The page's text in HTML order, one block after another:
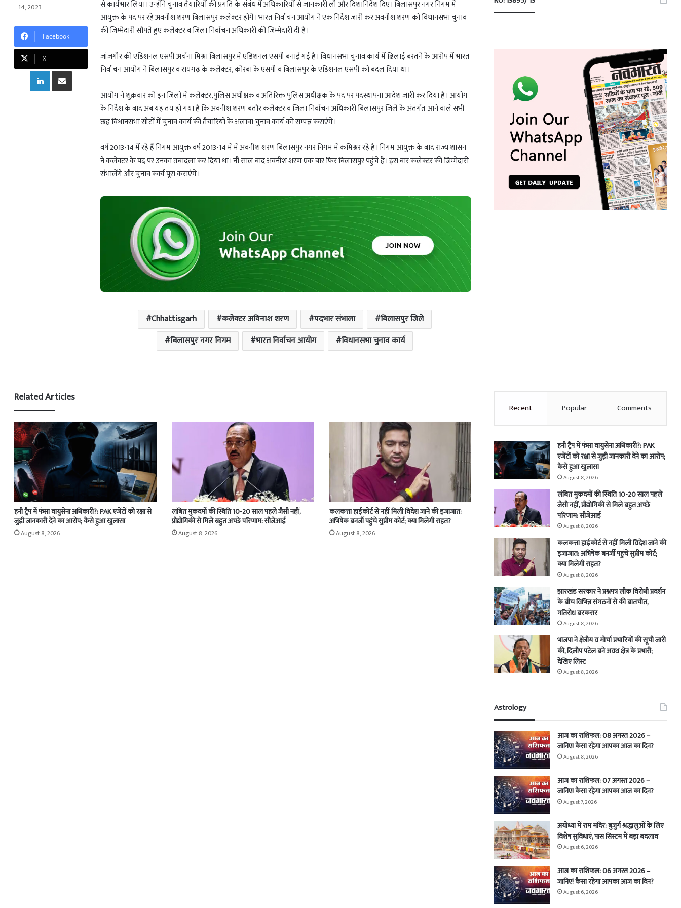
t
s
A
p
e
g
r
m
g
g
e
r
e
से कार्यभार लिया। उन्होंने चुनाव तैयारियों की प्रगति के संबंध में अधिकारियों से जानकारी ली और दिशानिर्देश दिए। बिलासपुर नगर निगम में
आयुक्त के पद पर रहे अवनीश शरण बिलासपुर कलेक्टर होंगे। भारत निर्वाचन आयोग ने एक निर्देश जारी कर अवनीश शरण को विधानसभा चुनाव
की जिम्मेदारी सौंपते हुए कलेक्टर व जिला निर्वाचन अधिकारी की जिम्मेदारी दी है।
जांजगीर की एडिशनल एसपी अर्चना मिश्रा बिलासपुर में एडिशनल एसपी बनाई गई हैं। विधानसभा चुनाव कार्य में ढिलाई बरतने के आरोप में भारत
निर्वाचन आयोग ने बिलासपुर व रायगढ़ के कलेक्टर, कोरबा के एसपी व बिलासपुर के एडिशनल एसपी को बदल दिया था।
आयोग ने शुक्रवार को इन जिलों में कलेक्टर,पुलिस अधीक्षक व अतिरिक्त पुलिस अधीक्षक के पद पर पदस्थापना आदेश जारी कर दिया है। आयोग
के निर्देश के बाद अब यह तय हो गया है कि अवनीश शरण बतौर कलेक्टर व जिला निर्वाचन अधिकारी बिलासपुर जिले के अंतर्गत आने वाले सभी
छह विधानसभा सीटों में चुनाव कार्य की तैयारियों के अलावा चुनाव कार्य को सम्पन्न कराएंगे।
वर्ष 2013-14 में रहे हैं निगम आयुक्त वर्ष 2013-14 में में अवनीश शरण बिलासपुर नगर निगम में कमिश्नर रहे हैं। निगम आयुक्त के बाद राज्य शासन
ने कलेक्टर के पद पर उनका तबादला कर दिया था। नौ साल बाद अवनीश शरण एक बार फिर बिलासपुर पहुंचे हैं। इस बार कलेक्टर की जिम्मेदारी
संभालेंगे और चुनाव कार्य पूरा कराएंगे।
Chhattisgarh कलेक्टर अविनाश शरण पदभार संभाला
बिलासपुर जिले
बिलासपुर नगर निगम
भारत निर्वाचन आयोग विधानसभा चुनाव कार्य
14, 2023
Facebook
X
LinkedInShare via Email
Related Articles
हनी ट्रैप में फंसा वायुसेना अधिकारी?: PAK एजेंटों को रक्षा से
जुड़ी जानकारी देने का आरोप; कैसे हुआ खुलासा
August 8, 2026
लंबित मुकदमों की स्थिति 10-20 साल पहले जैसी नहीं,
प्रौद्योगिकी से मिले बहुत अच्छे परिणाम: सीजेआई
August 8, 2026
कलकत्ता हाईकोर्ट से नहीं मिली विदेश जाने की इजाजात:
अभिषेक बनर्जी पहुंचे सुप्रीम कोर्ट; क्या मिलेगी राहत?
August 8, 2026
Recent Popular Comments
हनी ट्रैप में फंसा वायुसेना अधिकारी?: PAK
एजेंटों को रक्षा से जुड़ी जानकारी देने का आरोप;
कैसे हुआ खुलासा
August 8, 2026
लंबित मुकदमों की स्थिति 10-20 साल पहले
जैसी नहीं, प्रौद्योगिकी से मिले बहुत अच्छे
परिणाम: सीजेआई
August 8, 2026
कलकत्ता हाईकोर्ट से नहीं मिली विदेश जाने की
इजाजात: अभिषेक बनर्जी पहुंचे सुप्रीम कोर्ट;
क्या मिलेगी राहत?
August 8, 2026
झारखंड सरकार ने प्रश्नपत्र लीक विरोधी प्रदर्शन
के बीच विभिन्न संगठनों से की बातचीत,
गतिरोध बरकरार
August 8, 2026
भाजपा ने क्षेत्रीय व मोर्चा प्रभारियों की सूची जारी
की, दिलीप पटेल बने अवध क्षेत्र के प्रभारी;
देखिए लिस्ट
August 8, 2026
Astrology
आज का राशिफल: 08 अगस्त 2026 –
जानिए! कैसा रहेगा आपका आज का दिन?
August 8, 2026
आज का राशिफल: 07 अगस्त 2026 –
जानिए! कैसा रहेगा आपका आज का दिन?
August 7, 2026
अयोध्या में राम मंदिर: बुजुर्ग श्रद्धालुओं के लिए
विशेष सुविधाएं, पास सिस्टम में बड़ा बदलाव
August 6, 2026
आज का राशिफल: 06 अगस्त 2026 –
जानिए! कैसा रहेगा आपका आज का दिन?
August 6, 2026